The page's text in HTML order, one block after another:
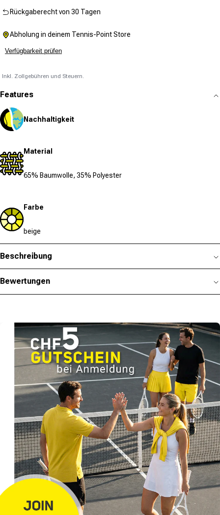
Rückgaberecht von 30 Tagen
Abholung in deinem Tennis-Point Store
Verfügbarkeit prüfen
Inkl. Zollgebühren und Steuern.
Features
Nachhaltigkeit
Material
65% Baumwolle, 35% Polyester
Farbe
beige
Beschreibung
Bewertungen